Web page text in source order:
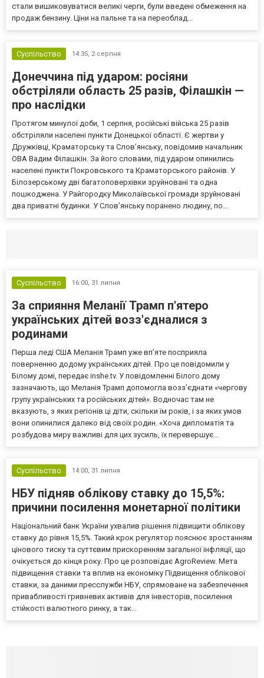
стали вишиковуватися великі черги, були введені обмеження на
продаж бензину. Ціни на пальне та на переоблад...
Суспільство 14:35, 2 серпня
Донеччина під ударом: росіяни
обстріляли область 25 разів, Філашкін —
про наслідки
Протягом минулої доби, 1 серпня, російські війська 25 разів
обстріляли населені пункти Донецької області. Є жертви у
Дружківці, Краматорську та Слов’янську, повідомив начальник
ОВА Вадим Філашкін. За його словами, під ударом опинились
населені пункти Покровського та Краматорського районів. У
Білозерському дві багатоповерхівки зруйновані та одна
пошкоджена. У Райгородку Миколаївської громади зруйновані
два приватні будинки. У Слов’янську поранено людину, по...
Суспільство 16:00, 31 липня
За сприяння Меланії Трамп п'ятеро
українських дітей возз'єдналися з
родинами
Перша леді США Меланія Трамп уже впʼяте посприяла
поверненню додому українських дітей. Про це повідомили у
Білому домі, передає inshe.tv. У повідомленні Білого дому
зазначають, що Меланія Трамп допомогла возз’єднати «чергову
групу українських та російських дітей». Водночас там не
вказують, з яких регіонів ці діти, скільки їм років, і за яких умов
вони опинилися далеко від своїх родин. «Хоча дипломатія та
розбудова миру важливі для цих зусиль, їх перевершує...
Суспільство 14:00, 31 липня
НБУ підняв облікову ставку до 15,5%:
причини посилення монетарної політики
Національний банк України ухвалив рішення підвищити облікову
ставку до рівня 15,5%. Такий крок регулятор пояснює зростанням
цінового тиску та суттєвим прискоренням загальної інфляції, що
очікується до кінця року. Про це розповідає AgroReview. Мета
підвищення ставки та вплив на економіку Підвищення облікової
ставки, за даними пресслужби НБУ, спрямоване на забезпечення
привабливості гривневих активів для інвесторів, посилення
стійкості валютного ринку, а так...